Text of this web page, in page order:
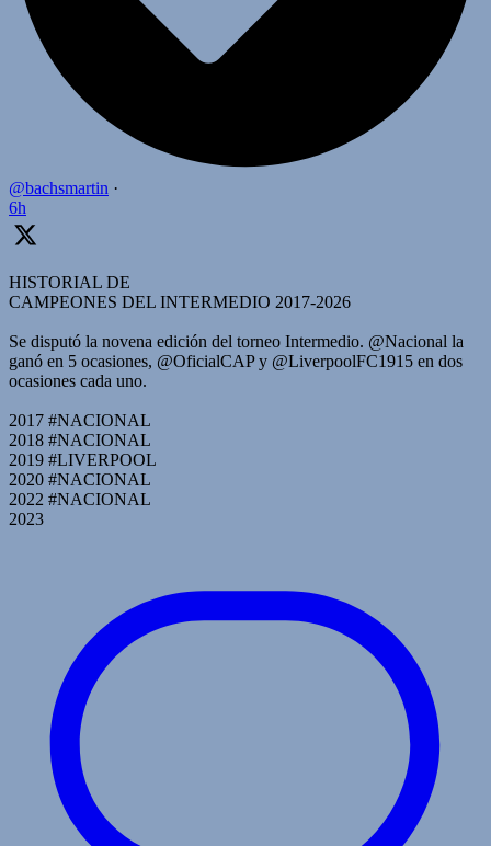
@bachsmartin ·
6h
HISTORIAL DE
CAMPEONES DEL INTERMEDIO 2017-2026
Se disputó la novena edición del torneo Intermedio. @Nacional la
ganó en 5 ocasiones, @OficialCAP y @LiverpoolFC1915 en dos
ocasiones cada uno.
2017 #NACIONAL
2018 #NACIONAL
2019 #LIVERPOOL
2020 #NACIONAL
2022 #NACIONAL
2023